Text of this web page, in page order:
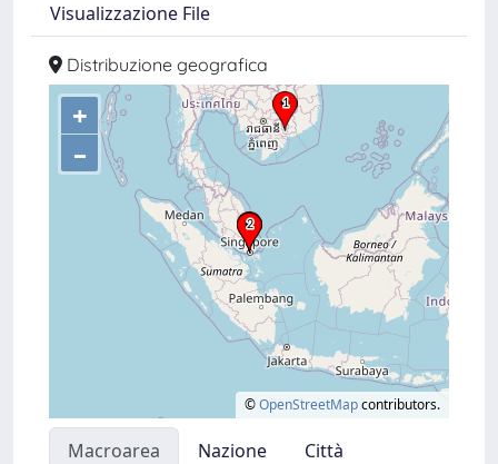
Visualizzazione File
Distribuzione geografica
+
–
©OpenStreetMapcontributors.
Macroarea Nazione
Città